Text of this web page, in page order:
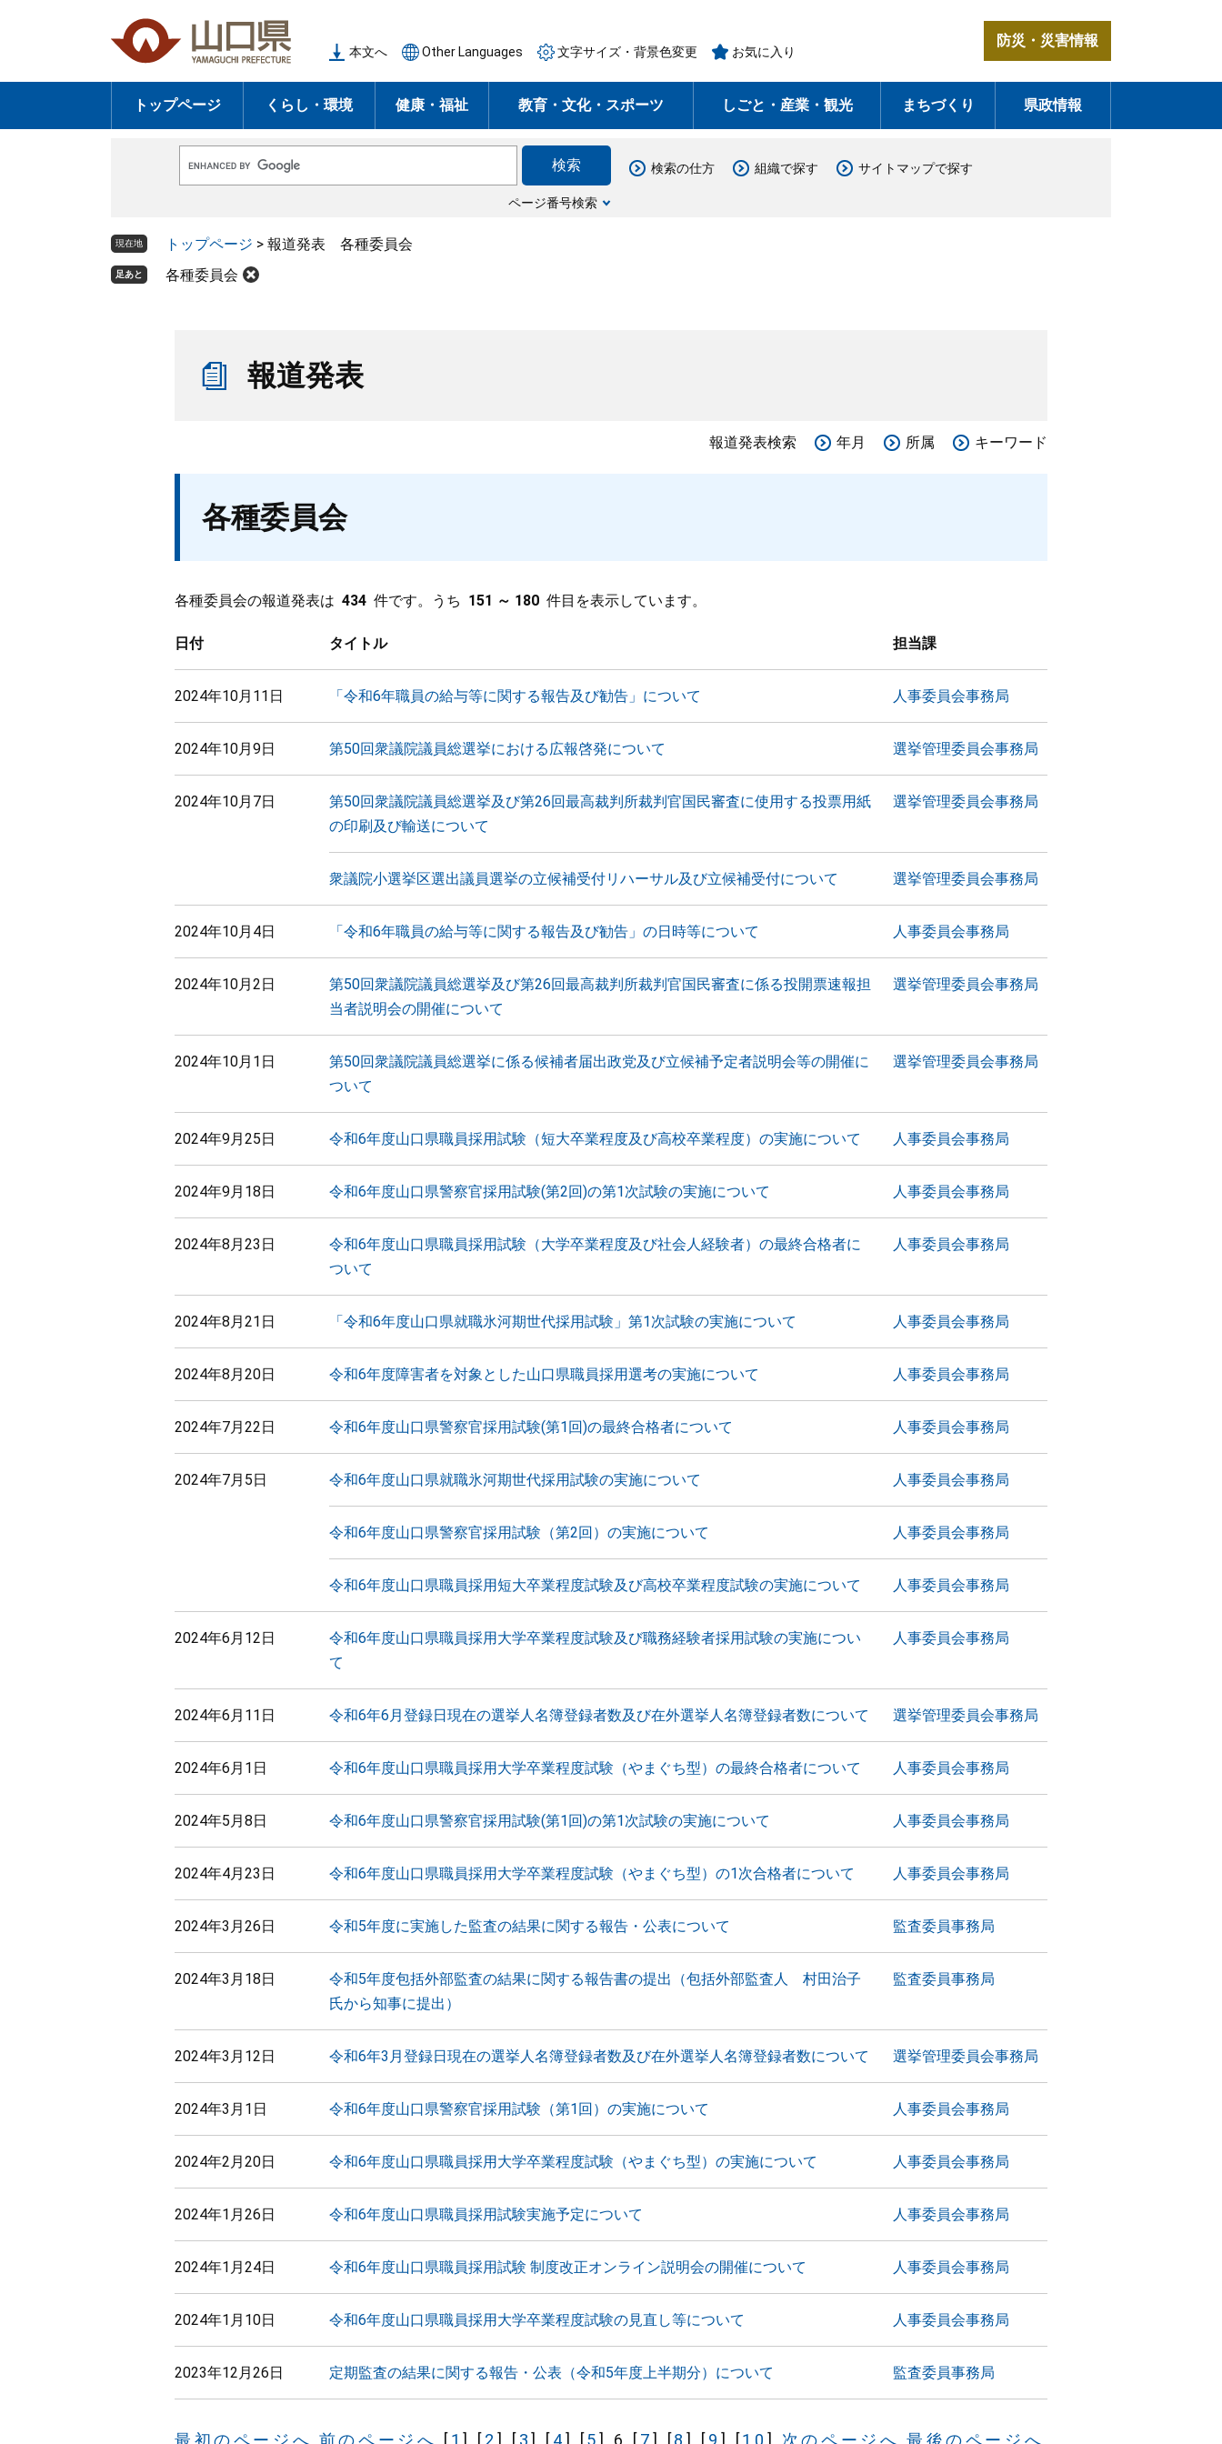
の
頭
ー
飛
本文へ Other Languages 文字サイズ・背景色変更 お気に入り
防災・災害情報
トップページ くらし・環境 健康・福祉 教育・文化・スポーツ しごと・産業・観光 まちづくり 県政情報
o
e
ス
ページ番号検索
検索の仕方 組織で探す サイトマップで探す
現在地 トップページ > 報道発表 各種委員会
足あと 各種委員会
報道発表
報道発表検索 年月 所属 キーワード
各種委員会
各種委員会の報道発表は 434 件です。うち 151 ～ 180 件目を表示しています。
日付 タイトル 担当課
2024年10月11日 「令和6年職員の給与等に関する報告及び勧告」について 人事委員会事務局
2024年10月9日 第50回衆議院議員総選挙における広報啓発について 選挙管理委員会事務局
2024年10月7日
第50回衆議院議員総選挙及び第26回最高裁判所裁判官国民審査に使用する投票用紙
の印刷及び輸送について
選挙管理委員会事務局
衆議院小選挙区選出議員選挙の立候補受付リハーサル及び立候補受付について 選挙管理委員会事務局
2024年10月4日 「令和6年職員の給与等に関する報告及び勧告」の日時等について 人事委員会事務局
2024年10月2日
第50回衆議院議員総選挙及び第26回最高裁判所裁判官国民審査に係る投開票速報担
当者説明会の開催について
選挙管理委員会事務局
2024年10月1日
第50回衆議院議員総選挙に係る候補者届出政党及び立候補予定者説明会等の開催に
ついて
選挙管理委員会事務局
2024年9月25日 令和6年度山口県職員採用試験（短大卒業程度及び高校卒業程度）の実施について 人事委員会事務局
2024年9月18日 令和6年度山口県警察官採用試験(第2回)の第1次試験の実施について 人事委員会事務局
2024年8月23日
令和6年度山口県職員採用試験（大学卒業程度及び社会人経験者）の最終合格者に
ついて
人事委員会事務局
2024年8月21日 「令和6年度山口県就職氷河期世代採用試験」第1次試験の実施について 人事委員会事務局
2024年8月20日 令和6年度障害者を対象とした山口県職員採用選考の実施について 人事委員会事務局
2024年7月22日 令和6年度山口県警察官採用試験(第1回)の最終合格者について 人事委員会事務局
2024年7月5日 令和6年度山口県就職氷河期世代採用試験の実施について 人事委員会事務局
令和6年度山口県警察官採用試験（第2回）の実施について 人事委員会事務局
令和6年度山口県職員採用短大卒業程度試験及び高校卒業程度試験の実施について 人事委員会事務局
2024年6月12日
令和6年度山口県職員採用大学卒業程度試験及び職務経験者採用試験の実施につい
て
人事委員会事務局
2024年6月11日 令和6年6月登録日現在の選挙人名簿登録者数及び在外選挙人名簿登録者数について 選挙管理委員会事務局
2024年6月1日 令和6年度山口県職員採用大学卒業程度試験（やまぐち型）の最終合格者について 人事委員会事務局
2024年5月8日 令和6年度山口県警察官採用試験(第1回)の第1次試験の実施について 人事委員会事務局
2024年4月23日 令和6年度山口県職員採用大学卒業程度試験（やまぐち型）の1次合格者について 人事委員会事務局
2024年3月26日 令和5年度に実施した監査の結果に関する報告・公表について 監査委員事務局
2024年3月18日
令和5年度包括外部監査の結果に関する報告書の提出（包括外部監査人 村田治子
氏から知事に提出）
監査委員事務局
2024年3月12日 令和6年3月登録日現在の選挙人名簿登録者数及び在外選挙人名簿登録者数について 選挙管理委員会事務局
2024年3月1日 令和6年度山口県警察官採用試験（第1回）の実施について 人事委員会事務局
2024年2月20日 令和6年度山口県職員採用大学卒業程度試験（やまぐち型）の実施について 人事委員会事務局
2024年1月26日 令和6年度山口県職員採用試験実施予定について 人事委員会事務局
2024年1月24日 令和6年度山口県職員採用試験 制度改正オンライン説明会の開催について 人事委員会事務局
2024年1月10日 令和6年度山口県職員採用大学卒業程度試験の見直し等について 人事委員会事務局
2023年12月26日 定期監査の結果に関する報告・公表（令和5年度上半期分）について 監査委員事務局
最初のページへ 前のページへ [ 1] [ 2 ] [ 3] [ 4] [5] 6 [ 7] [8] [ 9 ] [10 ] 次のページへ 最後のページへ